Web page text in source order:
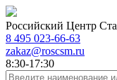
Российский Центр
8 495 023-66-63
zakaz@roscsm.ru
8:30-17:30